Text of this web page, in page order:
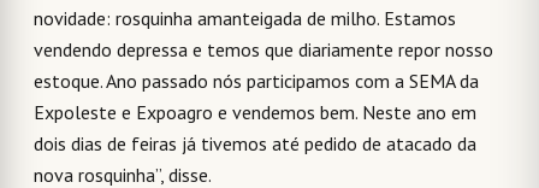
novidade: rosquinha amanteigada de milho. Estamos
vendendo depressa e temos que diariamente repor nosso
estoque. Ano passado nós participamos com a SEMA da
Expoleste e Expoagro e vendemos bem. Neste ano em
dois dias de feiras já tivemos até pedido de atacado da
nova rosquinha”, disse.